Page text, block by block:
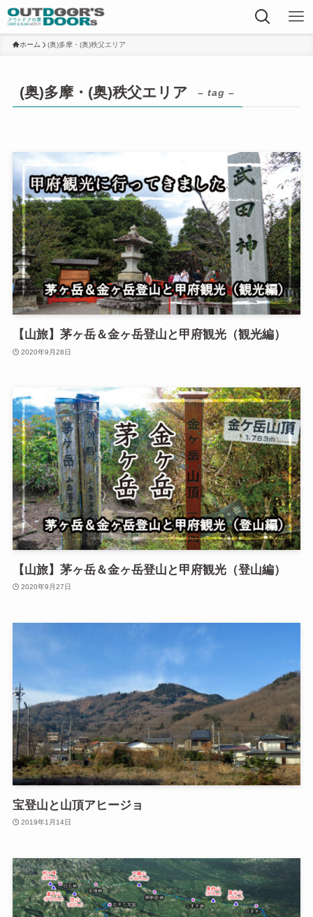
ホーム (奥)多摩・(奥)秩父エリア
(奥)多摩・(奥)秩父エリア – tag –
【山旅】茅ヶ岳＆金ヶ岳登山と甲府観光（観光編）
2020年9月28日
【山旅】茅ヶ岳＆金ヶ岳登山と甲府観光（登山編）
2020年9月27日
宝登山と山頂アヒージョ
2019年1月14日